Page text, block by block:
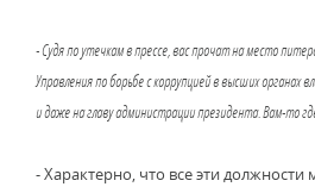
- Судя по утечкам в прессе, вас прочат на место
Управления по борьбе с коррупцией в высших органах
и даже на главу администрации президента. Вам-то
- Характерно, что все эти должности